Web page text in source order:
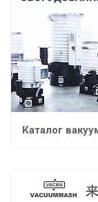
Каталог